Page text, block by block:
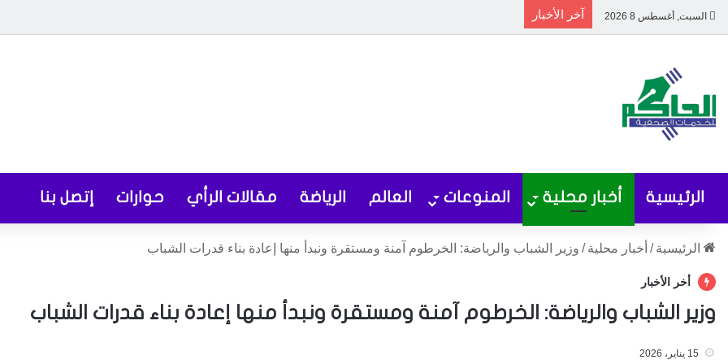
السبت, أغسطس 8 2026 آخر الأخبار
الرئيسية أخبار محلية المنوعات العالم الرياضة مقالات الرأي حوارات إتصل بنا
الرئيسية / أخبار محلية / وزير الشباب والرياضة: الخرطوم آمنة ومستقرة ونبدأ منها إعادة بناء قدرات الشباب
أخر الأخبار
وزير الشباب والرياضة: الخرطوم آمنة ومستقرة ونبدأ منها إعادة بناء قدرات الشباب
15 يناير، 2026